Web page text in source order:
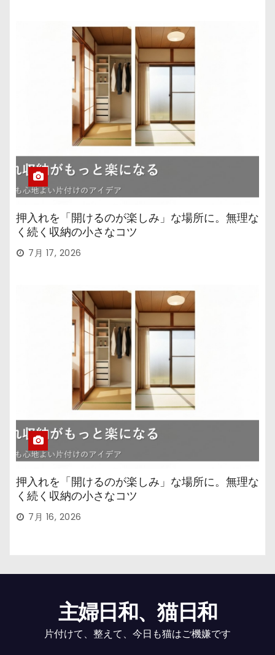
押入れを「開けるのが楽しみ」な場所に。無理な
く続く収納の小さなコツ
7月 17, 2026
押入れを「開けるのが楽しみ」な場所に。無理な
く続く収納の小さなコツ
7月 16, 2026
主婦日和、猫日和
片付けて、整えて、今日も猫はご機嫌です